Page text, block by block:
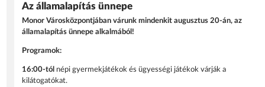
Az államalapítás ünnepe
Monor Városközpontjában várunk mindenkit augusztus 20-án, az
államalapítás ünnepe alkalmából!
Programok:
16:00-tól népi gyermekjátékok és ügyességi játékok várják a
kilátogatókat.